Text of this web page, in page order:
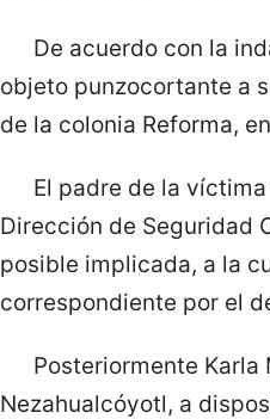
De acuerdo con la
objeto punzocortante a
de la colonia Reforma,
El padre de la
Dirección de Seguridad
posible implicada, a la
correspondiente por el
Posteriormente Karla
Nezahualcóyotl, a